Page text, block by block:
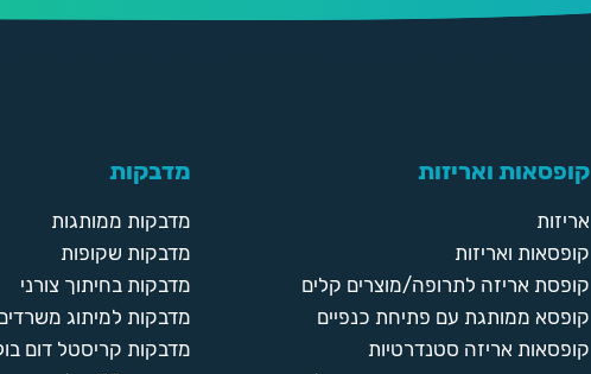
קופסאות ואריזות
אריזות
קופסאות ואריזות
קופסת אריזה לתרופה/מוצרים קלים
קופסא ממותגת עם פתיחת כנפיים
קופסאות אריזה סטנדרטיות
מדבקות
מדבקות ממותגות
מדבקות שקופות
מדבקות בחיתוך צורני
מדבקות למיתוג
מדבקות קריסטל דום